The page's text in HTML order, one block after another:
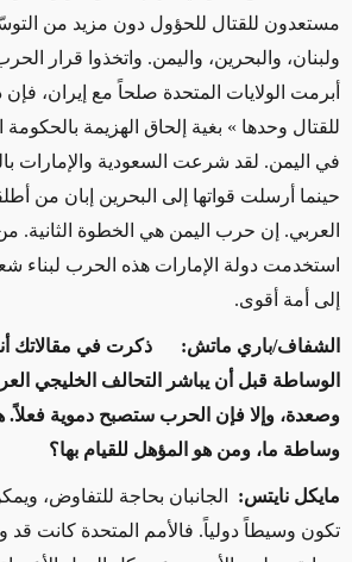
مستعدون للقتال للحؤول دون مزيد من
ولبنان، والبحرين، واليمن. واتخذوا قرار
أبرمت الولايات المتحدة صلحاً مع إيران،
للقتال وحدها » بغية إلحاق الهزيمة
في اليمن. لقد شرعت السعودية والإمارات
حينما أرسلت قواتها إلى البحرين إبان من
العربي. إن حرب اليمن هي الخطوة الثانية.
استخدمت دولة الإمارات هذه الحرب لبناء
إلى أمة أقوى.
الشفاف/باري ماتش: ذكرت في مقالاتك
الوساطة قبل أن يباشر التحالف الخليجي
وصعدة، وإلا فإن الحرب ستصبح دموية
وساطة ما، ومن هو المؤهل للقيام بها؟
مايكل نايتس:
الجانبان بحاجة للتفاوض،
تكون وسيطاً دولياً. فالأمم المتحدة كانت